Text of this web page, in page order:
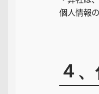
個人情報
４